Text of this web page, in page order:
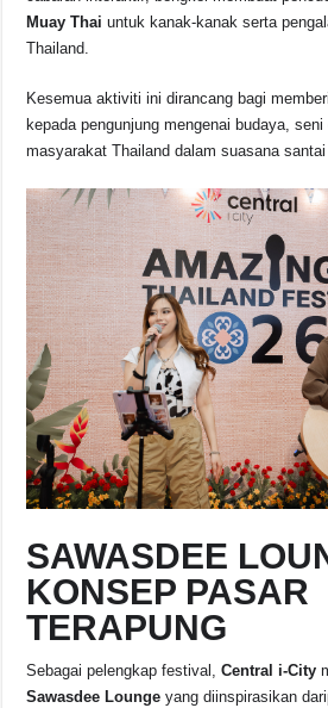
Muay Thai untuk kanak-kanak serta
Thailand.
Kesemua aktiviti ini dirancang bagi
kepada pengunjung mengenai budaya,
masyarakat Thailand dalam suasana
SAWASDEE
KONSEP PASAR
TERAPUNG
Sebagai pelengkap festival,Central i-City
Sawasdee Lounge yang diinspirasikan